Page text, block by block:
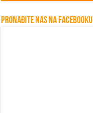
Pronađite nas na Facebooku